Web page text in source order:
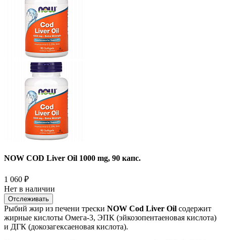
NOW COD Liver Oil 1000 mg, 90 капс.
1 060 ₽
Нет в наличии
Отслеживать
Рыбий жир из печени трески NOW Cod Liver Oil содержит
жирные кислоты Омега-3, ЭПК (эйкозопентаеновая кислота)
и ДГК (докозагексаеновая кислота).